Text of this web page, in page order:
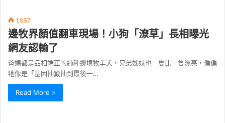
1,057
邊牧界顏值翻車現場！小狗「潦草」長相曝光
網友認輸了
爸媽都是品相端正的純種邊境牧羊犬，兄弟姊妹也一隻比一隻漂亮，偏偏
牠像是「基因抽籤抽到最後一…
Read More »